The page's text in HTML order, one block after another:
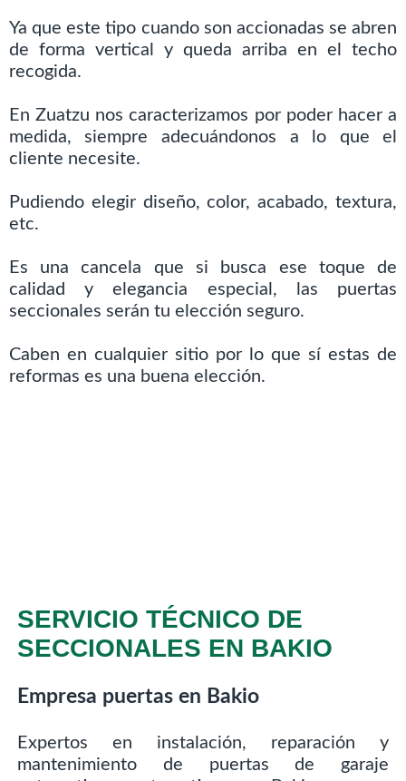
Ya que este tipo cuando son accionadas se abren
de forma vertical y queda arriba en el techo
recogida.
En Zuatzu nos caracterizamos por poder hacer a
medida, siempre adecuándonos a lo que el
cliente necesite.
Pudiendo elegir diseño, color, acabado, textura,
etc.
Es una cancela que si busca ese toque de
calidad y elegancia especial, las puertas
seccionales serán tu elección seguro.
Caben en cualquier sitio por lo que sí estas de
reformas es una buena elección.
SERVICIO TÉCNICO DE
SECCIONALES EN BAKIO
Empresa puertas en Bakio
Expertos en instalación, reparación y
mantenimiento de puertas de garaje